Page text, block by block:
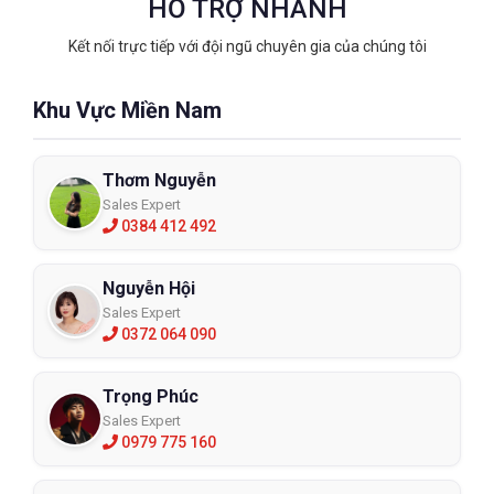
hay dây phản quang chéo
- Áo dây phản quang 2 lớp polyeste công nghệ cao, được gia
công ép 2 mặt siêu chắc chắn.
HỖ TRỢ NHANH
Kết nối trực tiếp với đội ngũ chuyên gia của chúng tôi
Khu Vực Miền Nam
Thơm Nguyễn
Sales Expert
0384 412 492
Nguyễn Hội
Sales Expert
0372 064 090
Trọng Phúc
Sales Expert
0979 775 160